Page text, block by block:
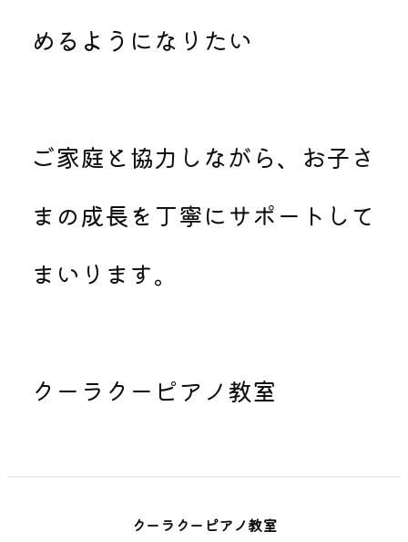
めるようになりたい
ご家庭と協力しながら、お子さ
まの成長を丁寧にサポートして
まいります。
クーラクーピアノ教室
クーラクーピアノ教室